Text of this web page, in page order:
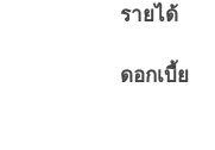
รายได้
ดอกเบี้ย